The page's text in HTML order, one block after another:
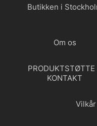
Butikken i
Om os
PRODUKTSTØTTE
KONTAKT